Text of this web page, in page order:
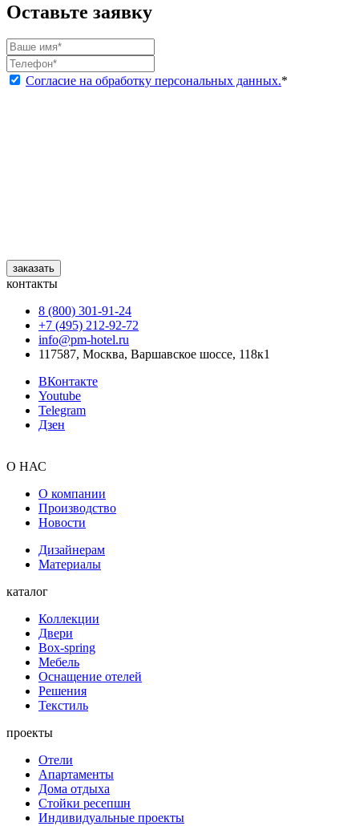
Оставьте заявку
Согласие на обработку персональных данных.*
заказать
контакты
8 (800) 301‑91‑24
+7 (495) 212‑92‑72
info@pm-hotel.ru
117587, Москва, Варшавское шоссе, 118к1
ВКонтакте
Youtube
Telegram
Дзен
О НАС
О компании
Производство
Новости
Дизайнерам
Материалы
каталог
Коллекции
Двери
Box-spring
Мебель
Оснащение отелей
Решения
Текстиль
проекты
Отели
Апартаменты
Дома отдыха
Стойки ресепшн
Индивидуальные проекты